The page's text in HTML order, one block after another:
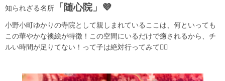
知られざる名所 「随心院」💜
小野小町ゆかりの寺院として親しまれているここは、何といっても
この華やかな襖絵が特徴！この空間にいるだけで癒されるから、チ
ルい時間が足りてない！って子は絶対行ってみて🙂‍↕️